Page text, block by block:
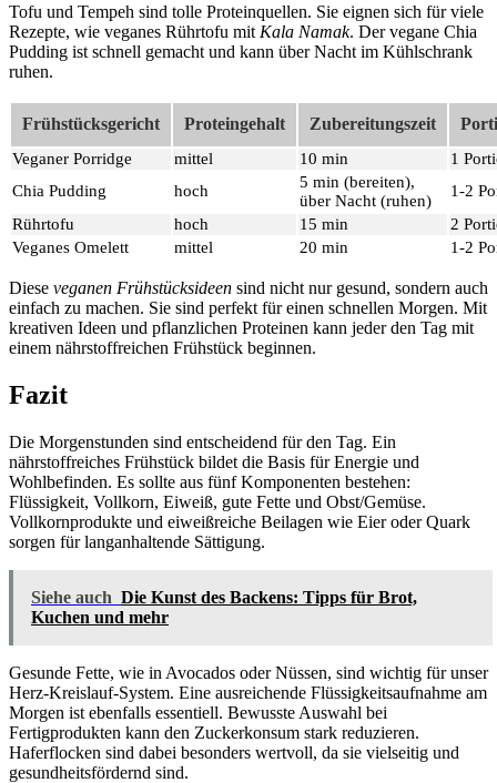
Tofu und Tempeh sind tolle Proteinquellen. Sie eignen sich für viele
Rezepte, wie veganes Rührtofu mit Kala Namak. Der vegane Chia
Pudding ist schnell gemacht und kann über Nacht im Kühlschrank
ruhen.
Frühstücksgericht Proteingehalt Zubereitungszeit
Veganer Porridge mittel 10 min
1
Chia Pudding
hoch
5 min (bereiten),
über Nacht (ruhen)
1-2
Rührtofu
hoch 15 min
2
Veganes Omelett
mittel 20 min 1-2
Diese veganen Frühstücksideen sind nicht nur gesund, sondern auch
einfach zu machen. Sie sind perfekt für einen schnellen Morgen. Mit
kreativen Ideen und pflanzlichen Proteinen kann jeder den Tag mit
einem nährstoffreichen Frühstück beginnen.
Fazit
Die Morgenstunden sind entscheidend für den Tag. Ein
nährstoffreiches Frühstück bildet die Basis für Energie und
Wohlbefinden. Es sollte aus fünf Komponenten bestehen:
Flüssigkeit, Vollkorn, Eiweiß, gute Fette und Obst/Gemüse.
Vollkornprodukte und eiweißreiche Beilagen wie Eier oder Quark
sorgen für langanhaltende Sättigung.
Siehe auch Die Kunst des Backens: Tipps für Brot,
Kuchen und mehr
Gesunde Fette, wie in Avocados oder Nüssen, sind wichtig für unser
Herz-Kreislauf-System. Eine ausreichende Flüssigkeitsaufnahme am
Morgen ist ebenfalls essentiell. Bewusste Auswahl bei
Fertigprodukten kann den Zuckerkonsum stark reduzieren.
Haferflocken sind dabei besonders wertvoll, da sie vielseitig und
gesundheitsfördernd sind.